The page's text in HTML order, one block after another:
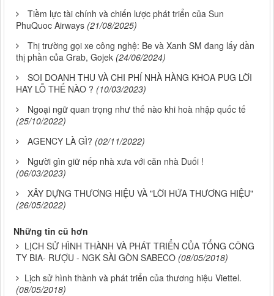
Tiềm lực tài chính và chiến lược phát triển của Sun
PhuQuoc Airways (21/08/2025)
Thị trường gọi xe công nghệ: Be và Xanh SM đang lấy dần
thị phần của Grab, Gojek (24/06/2024)
SOI DOANH THU VÀ CHI PHÍ NHÀ HÀNG KHOA PUG LỜI
HAY LỖ THẾ NÀO ? (10/03/2023)
Ngoại ngữ quan trọng như thế nào khi hoà nhập quốc tế
(25/10/2022)
AGENCY LÀ GÌ? (02/11/2022)
Người gìn giữ nếp nhà xưa với căn nhà Duối !
(06/03/2023)
XÂY DỰNG THƯƠNG HIỆU VÀ "LỜI HỨA THƯƠNG HIỆU"
(26/05/2022)
Những tin cũ hơn
LỊCH SỬ HÌNH THÀNH VÀ PHÁT TRIỂN CỦA TỔNG CÔNG
TY BIA- RƯỢU - NGK SÀI GÒN SABECO (08/05/2018)
Lịch sử hình thành và phát triển của thương hiệu Viettel.
(08/05/2018)